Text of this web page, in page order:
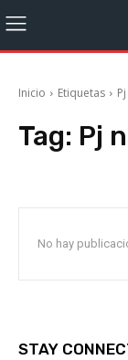
Inicio Etiquetas
Tag: Pj
No hay
STAY